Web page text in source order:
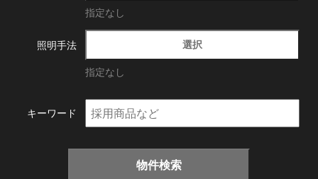
指定なし
照明手法 選択
指定なし
キーワード
物件検索